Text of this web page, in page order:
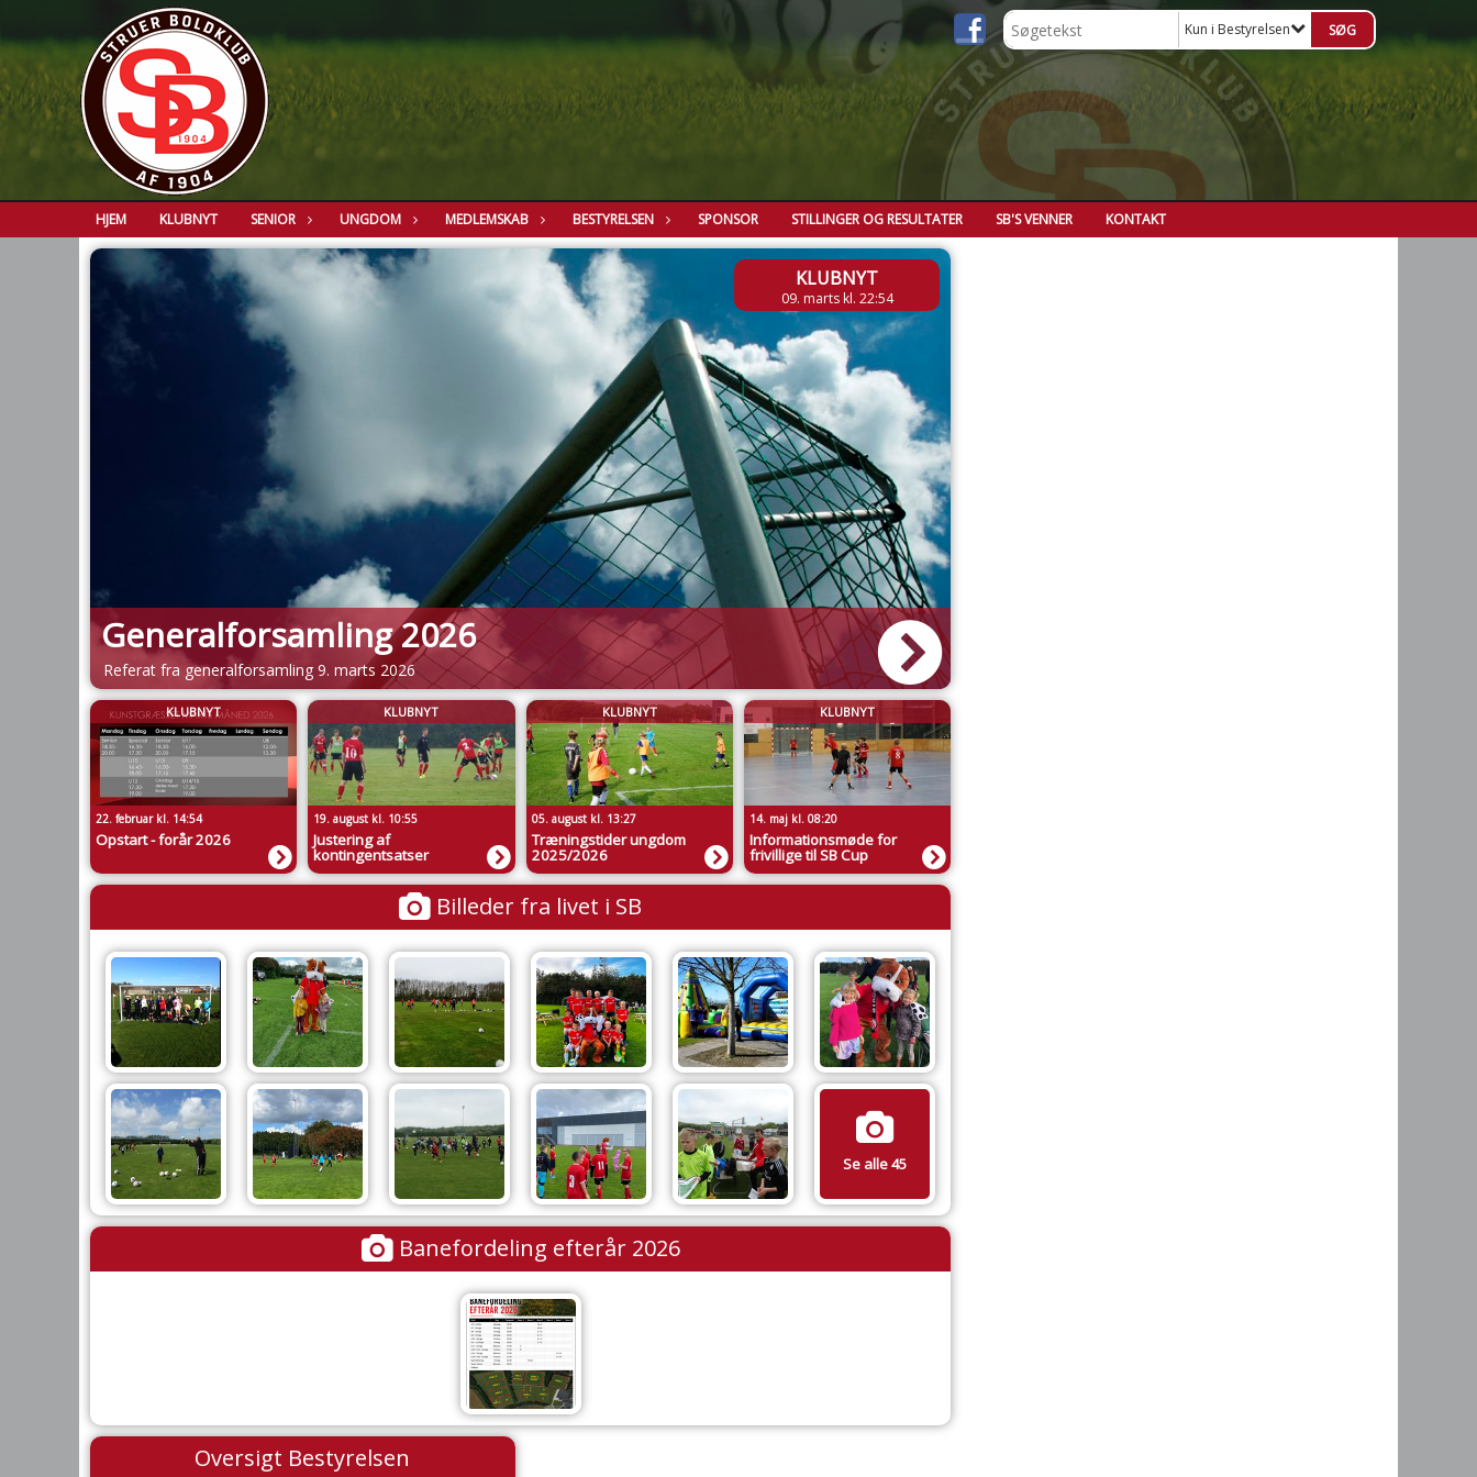
Kun i Bestyrelsen
HJEM KLUBNYT SENIOR UNGDOM MEDLEMSKAB BESTYRELSEN SPONSOR STILLINGER OG RESULTATER SB'S VENNER KONTAKT
KLUBNYT
09. marts kl. 22:54
Generalforsamling 2026
Referat fra generalforsamling 9. marts 2026
KLUBNYT
22. februar kl. 14:54
Opstart - forår 2026
KLUBNYT
19. august kl. 10:55
Justering af
kontingentsatser
KLUBNYT
05. august kl. 13:27
Træningstider ungdom
2025/2026
KLUBNYT
14. maj kl. 08:20
Informationsmøde for
frivillige til SB Cup
Billeder fra livet i SB
Se alle 45
Banefordeling efterår 2026
Oversigt Bestyrelsen